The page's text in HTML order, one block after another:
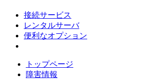
接続サービス
レンタルサーバ
便利なオプション
トップページ
障害情報